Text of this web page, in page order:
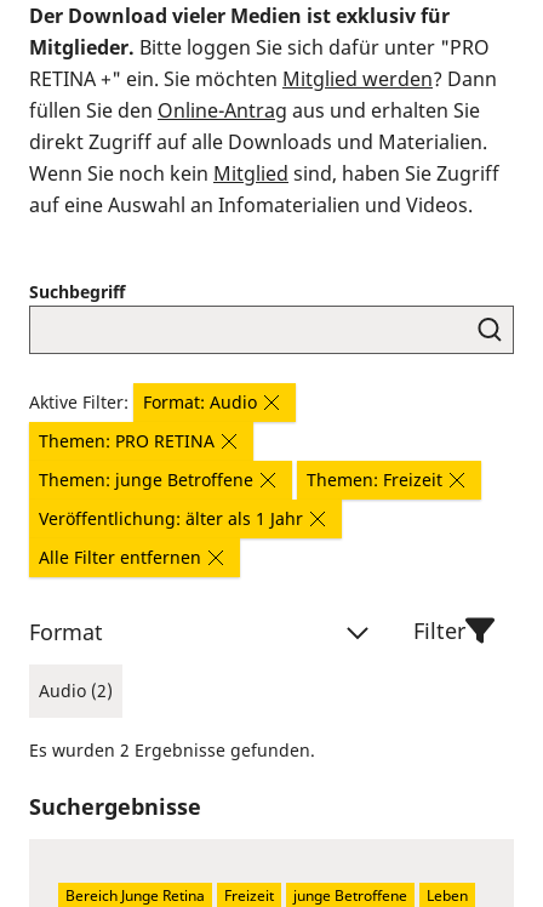
Der Download vieler Medien ist exklusiv für
Mitglieder. Bitte loggen Sie sich dafür unter "PRO
RETINA +" ein. Sie möchten Mitglied werden? Dann
füllen Sie den Online-Antrag aus und erhalten Sie
direkt Zugriff auf alle Downloads und Materialien.
Wenn Sie noch kein Mitglied sind, haben Sie Zugriff
auf eine Auswahl an Infomaterialien und Videos.
Suchbegriff
Aktive Filter:
Format: Audio
Themen: PRO RETINA
Themen: junge Betroffene
Themen: Freizeit
Veröffentlichung: älter als 1 Jahr
Alle Filter entfernen
Format
Audio (2)
Filter
Es wurden 2 Ergebnisse gefunden.
Suchergebnisse
Bereich Junge Retina Freizeit junge Betroffene Leben